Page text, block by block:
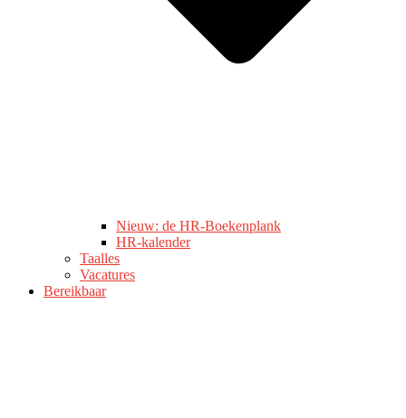
Nieuw: de HR-Boekenplank
HR-kalender
Taalles
Vacatures
Bereikbaar